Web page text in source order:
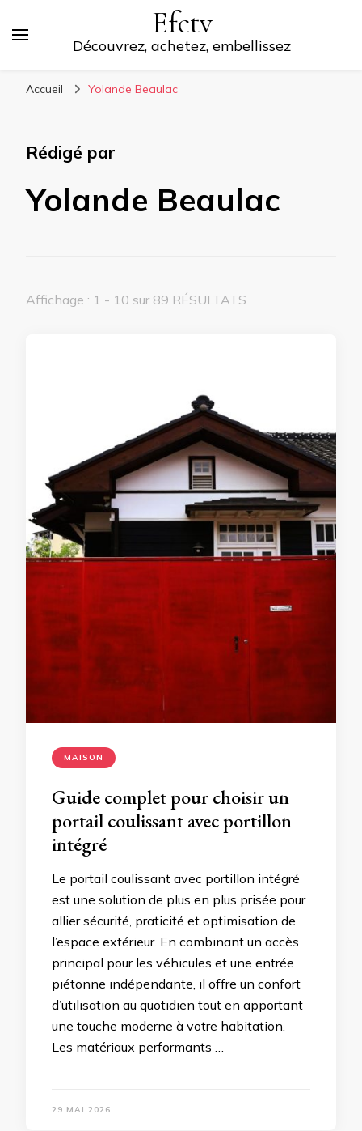
Efctv
Découvrez, achetez, embellissez
Accueil Yolande Beaulac
Rédigé par
Yolande Beaulac
Affichage : 1 - 10 sur 89 RÉSULTATS
MAISON
Guide complet pour choisir un
portail coulissant avec portillon
intégré
Le portail coulissant avec portillon intégré
est une solution de plus en plus prisée pour
allier sécurité, praticité et optimisation de
l’espace extérieur. En combinant un accès
principal pour les véhicules et une entrée
piétonne indépendante, il offre un confort
d’utilisation au quotidien tout en apportant
une touche moderne à votre habitation.
Les matériaux performants …
29 MAI 2026